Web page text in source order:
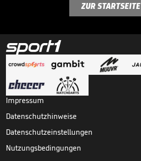
ZUR STARTSEITE
Impressum
Datenschutzhinweise
Datenschutzeinstellungen
Nutzungsbedingungen